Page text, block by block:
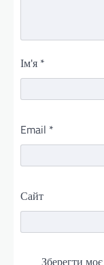
Ім'я *
Email *
Сайт
Зберегти